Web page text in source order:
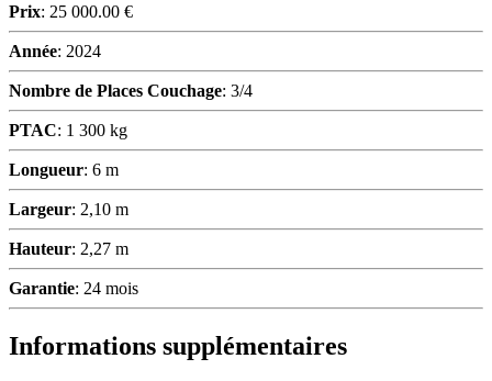
Prix: 25 000.00 €
Année: 2024
Nombre de Places Couchage: 3/4
PTAC: 1 300 kg
Longueur: 6 m
Largeur: 2,10 m
Hauteur: 2,27 m
Garantie: 24 mois
Informations supplémentaires